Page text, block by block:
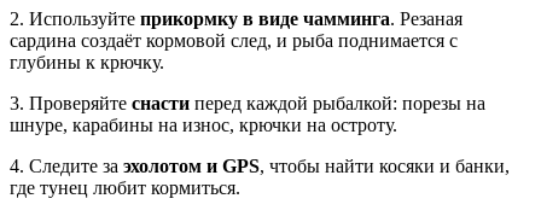
2. Используйте прикормку в виде чамминга. Резаная
сардина создаёт кормовой след, и рыба поднимается с
глубины к крючку.
3. Проверяйте снасти перед каждой рыбалкой: порезы на
шнуре, карабины на износ, крючки на остроту.
4. Следите за эхолотом и GPS, чтобы найти косяки и банки,
где тунец любит кормиться.